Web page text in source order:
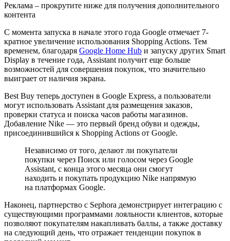
Реклама – прокрутите ниже для получения дополнительного
контента
С момента запуска в начале этого года Google отмечает 7-
кратное увеличение использования Shopping Actions. Тем
временем, благодаря Google Home Hub и запуску других Smart
Display в течение года, Assistant получит еще больше
возможностей для совершения покупок, что значительно
выиграет от наличия экрана.
Best Buy теперь доступен в Google Express, а пользователи
могут использовать Assistant для размещения заказов,
проверки статуса и поиска часов работы магазинов.
Добавление Nike — это первый бренд обуви и одежды,
присоединившийся к Shopping Actions от Google.
Независимо от того, делают ли покупатели
покупки через Поиск или голосом через Google
Assistant, с конца этого месяца они смогут
находить и покупать продукцию Nike напрямую
на платформах Google.
Наконец, партнерство с Sephora демонстрирует интеграцию с
существующими программами лояльности клиентов, которые
позволяют покупателям накапливать баллы, а также доставку
на следующий день, что отражает тенденции покупок в